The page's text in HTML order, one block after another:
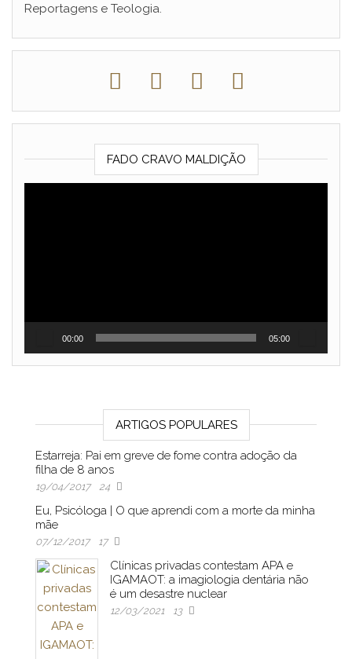
Reportagens e Teologia.
FADO CRAVO MALDIÇÃO
00:00 05:00
ARTIGOS POPULARES
Estarreja: Pai em greve de fome contra adoção da
filha de 8 anos
19/04/2017 24
Eu, Psicóloga | O que aprendi com a morte da minha
mãe
07/12/2017 17
Clínicas privadas contestam APA e
IGAMAOT: a imagiologia dentária não
é um desastre nuclear
12/03/2021 13